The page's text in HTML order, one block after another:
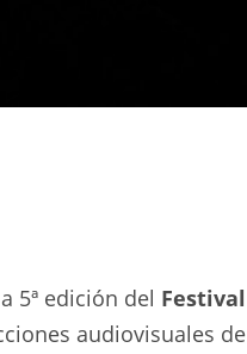
5ª edición del Festival
audiovisuales de